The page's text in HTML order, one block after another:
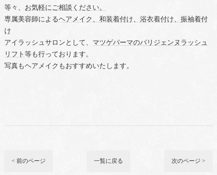
等々、 お気軽にご相談ください。
専属美容師によるヘアメイク、和装着付け、浴衣着付け、振袖着付
け
アイラッシュサロンとして、 マツゲパーマのパリジェンヌラッシュ
リフト 等も行っております。
写真もヘアメイクもおすすめいたします。
< 前のページ 一覧に戻る 次のページ >